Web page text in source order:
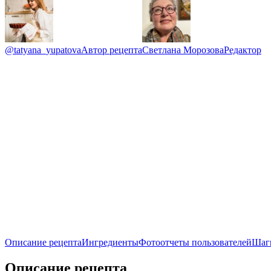
@tatyana_yupatovaАвтор рецептаСветлана МорозоваРедактор
Описание рецептаИнгредиентыФотоотчеты пользователей
Описание рецепта